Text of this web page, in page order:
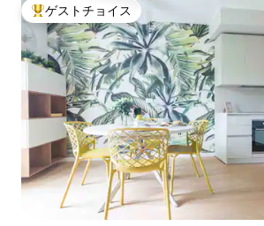
大好評のゲストチョイスです。
ゲストチョイス